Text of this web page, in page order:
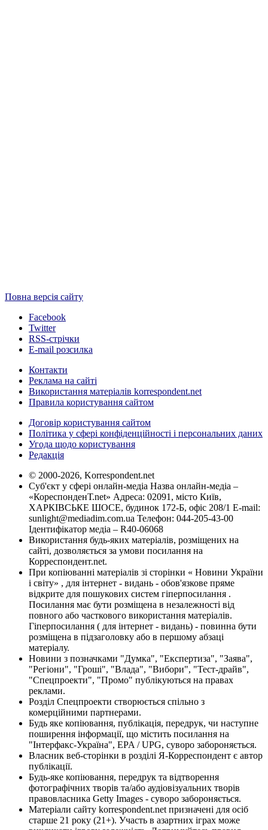
Повна версія сайту
Facebook
Twitter
RSS-стрічки
E-mail розсилка
Контакти
Реклама на сайті
Використання матеріалів korrespondent.net
Правила користування сайтом
Договір користування сайтом
Політика у сфері конфіденційності і персональних даних
Угода щодо користування
Редакція
© 2000-2026, Korrespondent.net
Суб'єкт у сфері онлайн-медіа Назва онлайн-медіа –
«КореспонденТ.net» Адреса: 02091, місто Київ,
ХАРКІВСЬКЕ ШОСЕ, будинок 172-Б, офіс 208/1 E-mail:
sunlight@mediadim.com.ua Телефон: 044-205-43-00
Ідентифікатор медіа – R40-06068
Використання будь-яких матеріалів, розміщених на
сайті, дозволяється за умови посилання на
Корреспондент.net.
При копіюванні матеріалів зі сторінки « Новини України
і світу» , для інтернет - видань - обов'язкове пряме
відкрите для пошукових систем гіперпосилання .
Посилання має бути розміщена в незалежності від
повного або часткового використання матеріалів.
Гіперпосилання ( для інтернет - видань) - повинна бути
розміщена в підзаголовку або в першому абзаці
матеріалу.
Новини з позначками "Думка", "Експертиза", "Заява",
"Регіони", "Гроші", "Влада", "Вибори", "Тест-драйв",
"Спецпроекти", "Промо" публікуються на правах
реклами.
Розділ Спецпроекти створюється спільно з
комерційними партнерами.
Будь яке копіювання, публікація, передрук, чи наступне
поширення інформації, що містить посилання на
"Інтерфакс-Україна", EPA / UPG, суворо забороняється.
Власник веб-сторінки в розділі Я-Корреспондент є автор
публікації.
Будь-яке копіювання, передрук та відтворення
фотографічних творів та/або аудіовізуальних творів
правовласника Getty Images - суворо забороняється.
Матеріали сайту korrespondent.net призначені для осіб
старше 21 року (21+). Участь в азартних іграх може